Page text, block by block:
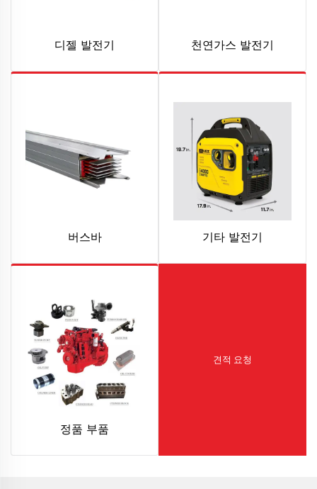
디젤 발전기 천연가스 발전기
버스바 기타 발전기
정품 부품
견적 요청